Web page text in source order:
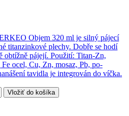
Objem 320 ml je silný pájecí
titanzinkové plechy. Dobře se hodí
obtížně pájejí. Použití: Titan-Zn,
ocel, Cu, Zn, mosaz, Pb, po-
tavidla je integrován do víčka.
Vložiť do košíka